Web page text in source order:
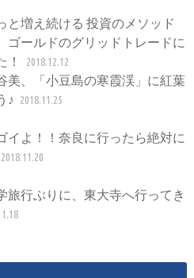
と増え続ける 投資のメソッド
ゴールドのグリッドトレードに
！
2018.12.12
美、「小豆島の寒霞渓」に紅葉
♪ 2018.11.25
イよ！！奈良に行ったら絶対に
2018.11.20
旅行ぶりに、東大寺へ行ってき